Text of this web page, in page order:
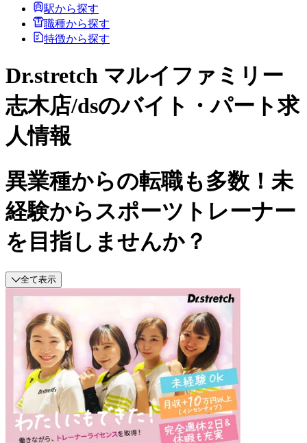
駅から探す
職種から探す
特徴から探す
Dr.stretch マルイファミリー
志木店/dsのバイト・パート求
人情報
異業種からの転職も多数！未
経験からスポーツトレーナー
を目指しませんか？
全て表示